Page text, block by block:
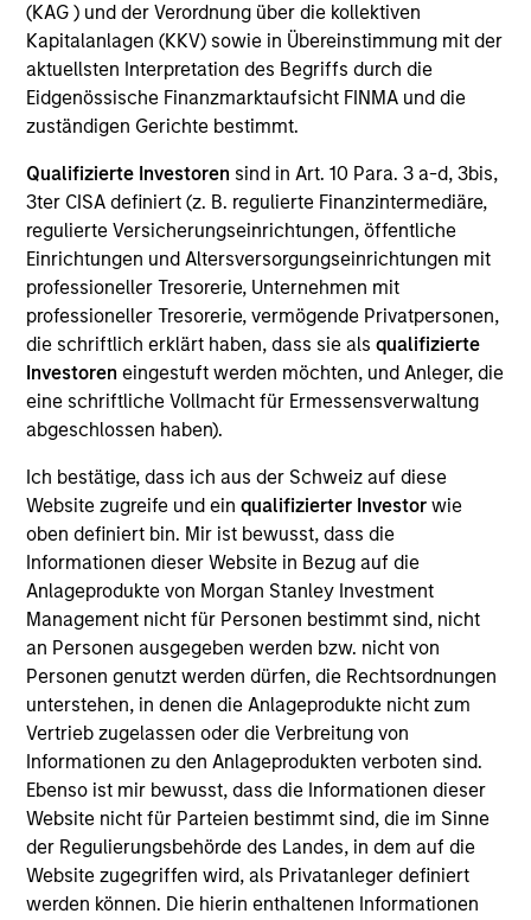
(KAG ) und der Verordnung über die kollektiven
Kapitalanlagen (KKV) sowie in Übereinstimmung mit der
aktuellsten Interpretation des Begriffs durch die
Eidgenössische Finanzmarktaufsicht FINMA und die
zuständigen Gerichte bestimmt.
Qualifizierte Investoren sind in Art. 10 Para. 3 a-d, 3bis,
3ter CISA definiert (z. B. regulierte Finanzintermediäre,
regulierte Versicherungseinrichtungen, öffentliche
Einrichtungen und Altersversorgungseinrichtungen mit
professioneller Tresorerie, Unternehmen mit
professioneller Tresorerie, vermögende Privatpersonen,
die schriftlich erklärt haben, dass sie alsqualifizierte
Investoren eingestuft werden möchten, und Anleger, die
eine schriftliche Vollmacht für Ermessensverwaltung
abgeschlossen haben).
Ich bestätige, dass ich aus der Schweiz auf diese
Website zugreife und ein qualifizierter Investor wie
oben definiert bin. Mir ist bewusst, dass die
Informationen dieser Website in Bezug auf die
Anlageprodukte von Morgan Stanley Investment
Management nicht für Personen bestimmt sind, nicht
an Personen ausgegeben werden bzw. nicht von
Personen genutzt werden dürfen, die Rechtsordnungen
unterstehen, in denen die Anlageprodukte nicht zum
Vertrieb zugelassen oder die Verbreitung von
Informationen zu den Anlageprodukten verboten sind.
Ebenso ist mir bewusst, dass die Informationen dieser
Website nicht für Parteien bestimmt sind, die im Sinne
der Regulierungsbehörde des Landes, in dem auf die
Website zugegriffen wird, als Privatanleger definiert
werden können. Die hierin enthaltenen Informationen
United States
Invested on
Sep 2021
Transaction Type
Follow-on
Elligo Health Research ("Elligo"), a healthcare-
enabling research organization powered by the
novel IntElligo Research Stack technology, uses
electronic health records and the trusted patient
have access to clinical research as a care option.
Elligo directly engages physicians and patients who
otherwise would not participate in clinical research
and accelerate the development of new
pharmaceutical, biotechnology, and medical device
and diagnostic products.
View Current Employment Opportunities
View Site
Board Membership
Melissa Daniels,Steven Cao,Kevin Han
Investment Team
Morgan Stanley Expansion Capital